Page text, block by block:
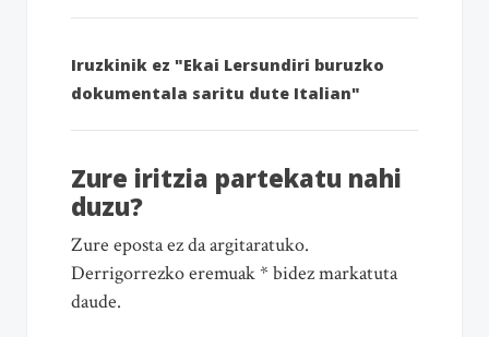
Iruzkinik ez "Ekai Lersundiri buruzko
dokumentala saritu dute Italian"
Zure iritzia partekatu nahi
duzu?
Zure eposta ez da argitaratuko.
Derrigorrezko eremuak * bidez markatuta
daude.